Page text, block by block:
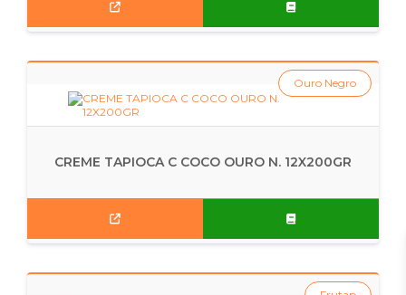
CREME TAPIOCA C COCO OURO N. 12X200GR
Ouro Negro